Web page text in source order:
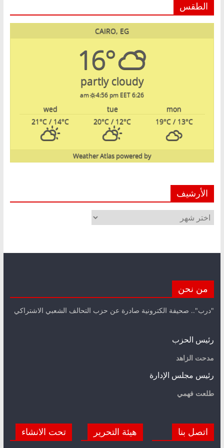
الطقس
CAIRO, EG
16°
partly cloudy
6:26 am
4:56 pm EET
mon
tue
wed
19°C/ 13°C
20°C / 12°C
21°C / 14°C
powered by
Weather Atlas
الأرشيف
الأرشيف
من نحن
"درب".. صحيفة الكترونية صادرة عن حزب التحالف الشعبي الاشتراكي
رئيس الحزب
مدحت الزاهد
رئيس مجلس الإدارة
طلعت فهمي
اتصل بنا هيئة التحرير تحت الانشاء